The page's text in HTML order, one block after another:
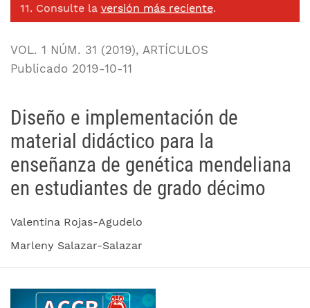
11. Consulte la versión más reciente.
VOL. 1 NÚM. 31 (2019), ARTÍCULOS
Diseño e implementación de
material didáctico para la
enseñanza de genética mendeliana
en estudiantes de grado décimo
Publicado 2019-10-11
Valentina Rojas-Agudelo
Marleny Salazar-Salazar